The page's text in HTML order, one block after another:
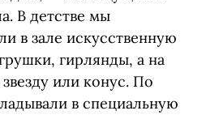
В детстве мы
в зале искусственную
гирлянды, а на
или конус. По
в специальную